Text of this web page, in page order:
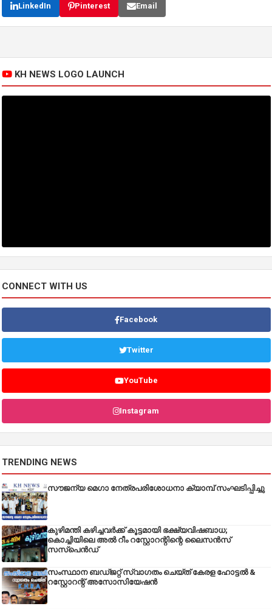
LinkedIn Pinterest Email
KH NEWS LOGO LAUNCH
CONNECT WITH US
Facebook
Twitter
YouTube
Instagram
TRENDING NEWS
സൗജന്യ മെഗാ നേത്രപരിശോധനാ ക്യാമ്പ് സംഘടിപ്പിച്ചു
കുഴിമന്തി കഴിച്ചവർക്ക് കൂട്ടമായി ഭക്ഷ്യവിഷബാധ;
കൊച്ചിയിലെ അൽ റീം റസ്റ്റോറന്റിന്റെ ലൈസൻസ്
സസ്പെൻഡ്
സംസ്ഥാന ബഡ്‌ജറ്റ് സ്വാഗതം ചെയ്ത് കേരള ഹോട്ടൽ &
റസ്റ്റോറന്റ് അസോസിയേഷൻ